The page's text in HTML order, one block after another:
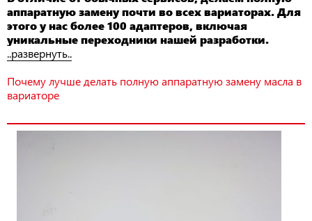
аппаратную замену почти во всех вариаторах. Для
этого у нас более 100 адаптеров, включая
уникальные переходники нашей разработки.
..развернуть..
Почему лучше делать полную аппаратную замену масла в
вариаторе